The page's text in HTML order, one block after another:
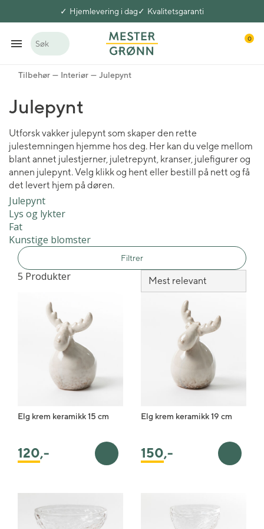
Hjemlevering i dag Kvalitetsgaranti
Søk
0
Tilbehør Interiør Julepynt
Julepynt
Utforsk vakker julepynt som skaper den rette
julestemningen hjemme hos deg. Her kan du velge mellom
blant annet julestjerner, juletrepynt, kranser, julefigurer og
annen julepynt. Velg klikk og hent eller bestill på nett og få
det levert hjem på døren.
Julepynt
Lys og lykter
Fat
Kunstige blomster
Filtrer
5 Produkter
Elg krem keramikk 15 cm
120,- Legg i handlekurv
Elg krem keramikk 19 cm
150,- Legg i